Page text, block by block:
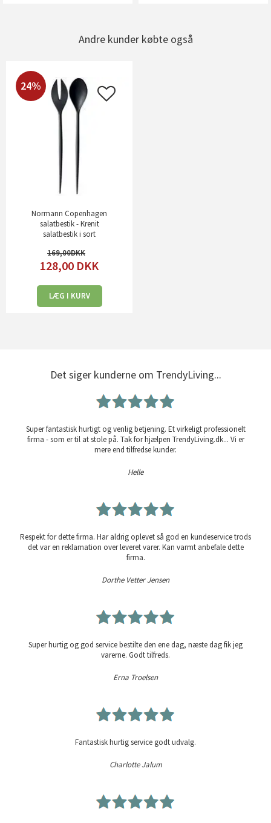
Andre kunder købte også
24%
Normann Copenhagen
salatbestik - Krenit
salatbestik i sort
169,00
128,00 DKK
LÆG I KURV
Det siger kunderne om TrendyLiving...
Super fantastisk hurtigt og venlig betjening. Et virkeligt professionelt
firma - som er til at stole på. Tak for hjælpen TrendyLiving.dk... Vi er
mere end tilfredse kunder.
Helle
Respekt for dette firma. Har aldrig oplevet så god en kundeservice trods
det var en reklamation over leveret varer. Kan varmt anbefale dette
firma.
Dorthe Vetter Jensen
Super hurtig og god service bestilte den ene dag, næste dag fik jeg
varerne. Godt tilfreds.
Erna Troelsen
Fantastisk hurtig service godt udvalg.
Charlotte Jalum